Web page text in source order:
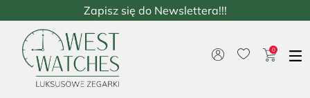
0
Zapisz się do Newslettera!!!